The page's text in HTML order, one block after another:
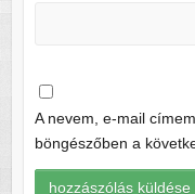
A nevem, e-mail
böngészőben a